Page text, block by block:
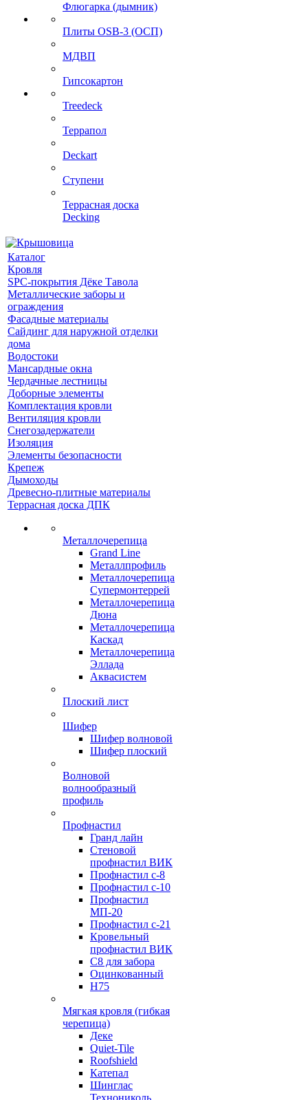
Флюгарка (дымник)
Плиты OSB-3 (ОСП)
МДВП
Гипсокартон
Treedeck
Террапол
Deckart
Ступени
Террасная доска
Decking
Каталог
Кровля
SPC-покрытия Дёке Тавола
Металлические заборы и
ограждения
Фасадные материалы
Сайдинг для наружной отделки
дома
Водостоки
Мансардные окна
Чердачные лестницы
Доборные элементы
Комплектация кровли
Вентиляция кровли
Снегозадержатели
Изоляция
Элементы безопасности
Крепеж
Дымоходы
Древесно-плитные материалы
Террасная доска ДПК
Металлочерепица
Grand Line
Металлпрофиль
Металлочерепица
Супермонтеррей
Металлочерепица
Дюна
Металлочерепица
Каскад
Металлочерепица
Эллада
Аквасистем
Плоский лист
Шифер
Шифер волновой
Шифер плоский
Волновой
волнообразный
профиль
Профнастил
Гранд лайн
Стеновой
профнастил ВИК
Профнастил с-8
Профнастил с-10
Профнастил
МП-20
Профнастил с-21
Кровельный
профнастил ВИК
С8 для забора
Оцинкованный
Н75
Мягкая кровля (гибкая
черепица)
Деке
Quiet-Tile
Roofshield
Катепал
Шинглас
Технониколь